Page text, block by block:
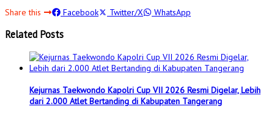
Share this Facebook Twitter/X WhatsApp
Related Posts
Kejurnas Taekwondo Kapolri Cup VII 2026 Resmi Digelar, Lebih
dari 2.000 Atlet Bertanding di Kabupaten Tangerang